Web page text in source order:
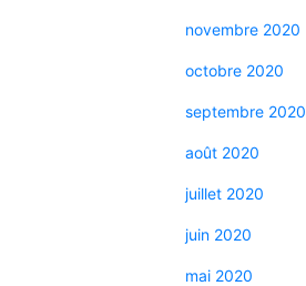
novembre 2020
octobre 2020
septembre 2020
août 2020
juillet 2020
juin 2020
mai 2020